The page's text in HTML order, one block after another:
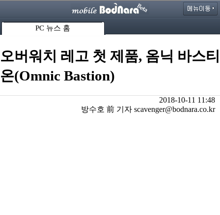
PC 뉴스 홈
오버워치 레고 첫 제품, 옴닉 바스티
온(Omnic Bastion)
2018-10-11 11:48
방수호 前 기자 scavenger@bodnara.co.kr